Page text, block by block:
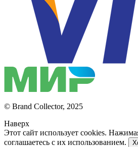
© Brand Collector, 2025
Наверх
Этот сайт использует cookies.
соглашаетесь с их использованием.